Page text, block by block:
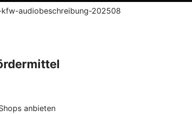
audiobeschreibung-202508
anbieten